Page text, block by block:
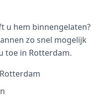
u hem binnengelaten?
zo snel mogelijk
toe in Rotterdam.